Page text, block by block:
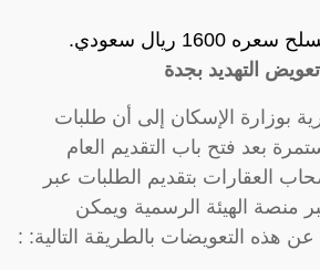
ريال سعودي.
التهديد بجدة
بوزارة الإسكان إلى أن طلبات
بعد فتح باب التقديم العام
العقارات بتقديم الطلبات عبر
منصة الهيئة الرسمية ويمكن
عن هذه التعويضات بالطريقة التالية: :